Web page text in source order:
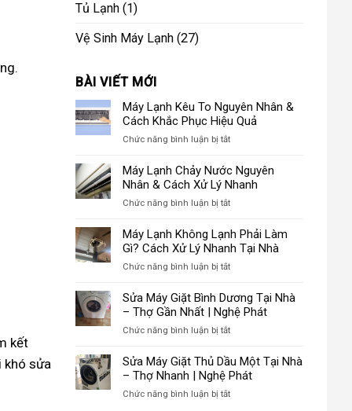
kết
khó sửa
Tủ Lạnh (1)
Vệ Sinh Máy Lạnh (27)
BÀI VIẾT MỚI
Máy Lạnh Kêu To Nguyên Nhân &
Cách Khắc Phục Hiệu Quả
Chức năng bình luận bị tắtở
Lạnh
Kêu
Nguyên
&
Cách
Khắc
Hiệu
Quả
Máy Lạnh Chảy Nước Nguyên
Nhân & Cách Xử Lý Nhanh
Chức năng bình luận bị tắtở
Lạnh
Chảy
Nguyên
&
Cách
Xử
Nhanh
Máy Lạnh Không Lạnh Phải Làm
Gì? Cách Xử Lý Nhanh Tại Nhà
Chức năng bình luận bị tắtở
Lạnh
Không
Phải
Gì?
Cách
Xử
Sửa Máy Giặt Bình Dương Tại Nhà
– Thợ Gần Nhất | Nghệ Phát
Chức năng bình luận bị tắtở
Máy
Giặt
Dương
Sửa Máy Giặt Thủ Dầu Một Tại Nhà
– Thợ Nhanh | Nghệ Phát
Chức năng bình luận bị tắtở